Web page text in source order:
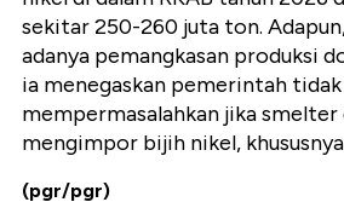
sekitar 250-260 juta ton.
adanya pemangkasan produksi
ia menegaskan pemerintah tidak
mempermasalahkan jika smelter
mengimpor bijih nikel,
(pgr/pgr)